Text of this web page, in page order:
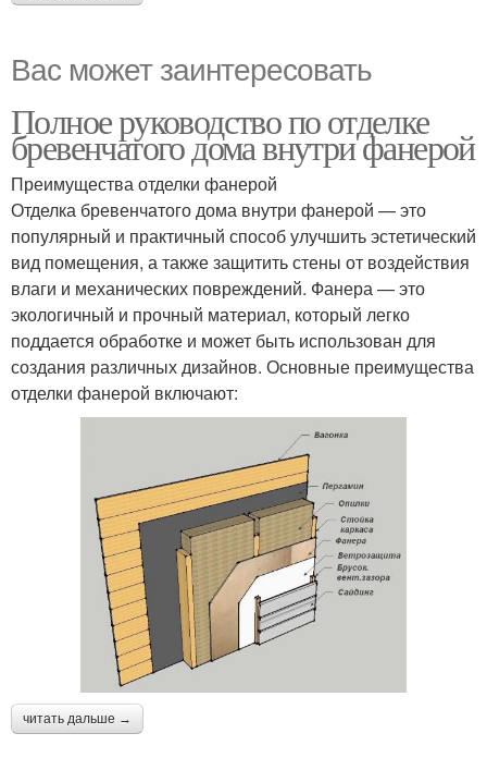
Вас может заинтересовать
Полное руководство по отделке
бревенчатого дома внутри фанерой
Преимущества отделки фанерой
Отделка бревенчатого дома внутри фанерой — это
популярный и практичный способ улучшить эстетический
вид помещения, а также защитить стены от воздействия
влаги и механических повреждений. Фанера — это
экологичный и прочный материал, который легко
поддается обработке и может быть использован для
создания различных дизайнов. Основные преимущества
отделки фанерой включают:
читать дальше →